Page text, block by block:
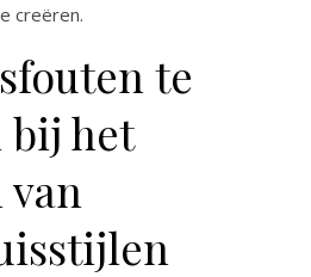
creëren.
te
het